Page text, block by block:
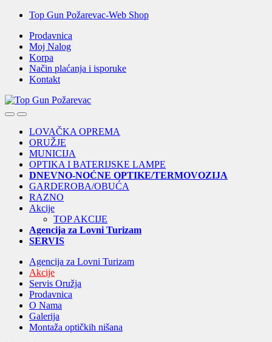
Skip
navigation
Skip
content
Top Gun Požarevac-Web Shop
Prodavnica
Moj Nalog
Korpa
Način plaćanja i isporuke
Kontakt
OpenClose
LOVAČKA OPREMA
ORUŽJE
MUNICIJA
OPTIKA I BATERIJSKE LAMPE
DNEVNO-NOĆNE OPTIKE/TERMOVOZIJA
GARDEROBA/OBUĆA
RAZNO
Akcije
TOP AKCIJE
Agencija za Lovni Turizam
SERVIS
Agencija za Lovni Turizam
Akcije
Servis Oružja
Prodavnica
O Nama
Galerija
Montaža optičkih nišana